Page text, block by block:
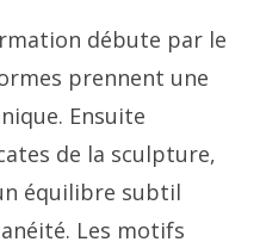
débute par le
prennent une
Ensuite
de la sculpture,
équilibre subtil
Les motifs